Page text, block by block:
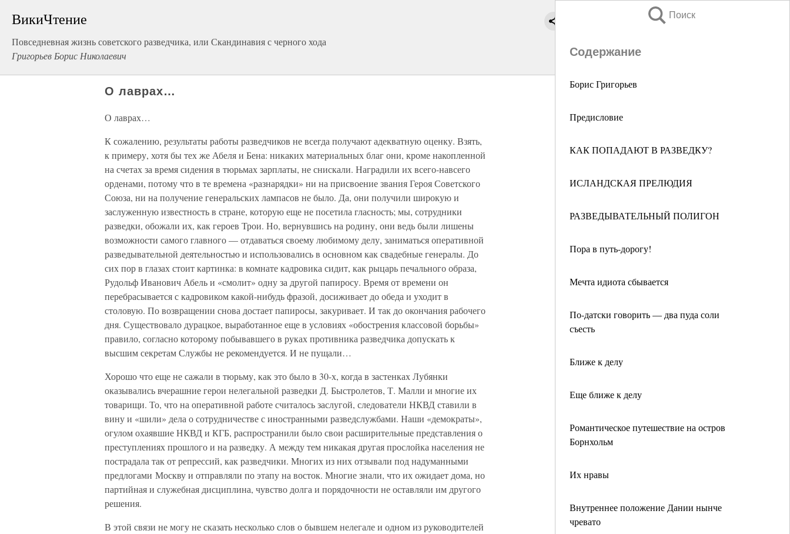
ВикиЧтение
Повседневная жизнь советского разведчика, или Скандинавия с черного хода
Григорьев Борис Николаевич
Поиск
Содержание
Борис Григорьев
Предисловие
КАК ПОПАДАЮТ В РАЗВЕДКУ?
ИСЛАНДСКАЯ ПРЕЛЮДИЯ
РАЗВЕДЫВАТЕЛЬНЫЙ ПОЛИГОН
Пора в путь-дорогу!
Мечта идиота сбывается
По-датски говорить — два пуда соли
съесть
Ближе к делу
Еще ближе к делу
Романтическое путешествие на остров
Борнхольм
Их нравы
Внутреннее положение Дании нынче
чревато
О лаврах…
О лаврах…
К сожалению, результаты работы разведчиков не всегда получают адекватную оценку. Взять,
к примеру, хотя бы тех же Абеля и Бена: никаких материальных благ они, кроме накопленной
на счетах за время сидения в тюрьмах зарплаты, не снискали. Наградили их всего-навсего
орденами, потому что в те времена «разнарядки» ни на присвоение звания Героя Советского
Союза, ни на получение генеральских лампасов не было. Да, они получили широкую и
заслуженную известность в стране, которую еще не посетила гласность; мы, сотрудники
разведки, обожали их, как героев Трои. Но, вернувшись на родину, они ведь были лишены
возможности самого главного — отдаваться своему любимому делу, заниматься оперативной
разведывательной деятельностью и использовались в основном как свадебные генералы. До
сих пор в глазах стоит картинка: в комнате кадровика сидит, как рыцарь печального образа,
Рудольф Иванович Абель и «смолит» одну за другой папиросу. Время от времени он
перебрасывается с кадровиком какой-нибудь фразой, досиживает до обеда и уходит в
столовую. По возвращении снова достает папиросы, закуривает. И так до окончания рабочего
дня. Существовало дурацкое, выработанное еще в условиях «обострения классовой борьбы»
правило, согласно которому побывавшего в руках противника разведчика допускать к
высшим секретам Службы не рекомендуется. И не пущали…
Хорошо что еще не сажали в тюрьму, как это было в 30-х, когда в застенках Лубянки
оказывались вчерашние герои нелегальной разведки Д. Быстролетов, Т. Малли и многие их
товарищи. То, что на оперативной работе считалось заслугой, следователи НКВД ставили в
вину и «шили» дела о сотрудничестве с иностранными разведслужбами. Наши «демократы»,
огулом охаявшие НКВД и КГБ, распространили было свои расширительные представления о
преступлениях прошлого и на разведку. А между тем никакая другая прослойка населения не
пострадала так от репрессий, как разведчики. Многих из них отзывали под надуманными
предлогами Москву и отправляли по этапу на восток. Многие знали, что их ожидает дома, но
партийная и служебная дисциплина, чувство долга и порядочности не оставляли им другого
решения.
В этой связи не могу не сказать несколько слов о бывшем нелегале и одном из руководителей